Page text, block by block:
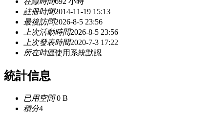
註冊時間2014-11-19 15:13
最後訪問2026-8-5 23:56
上次活動時間2026-8-5 23:56
上次發表時間2020-7-3 17:22
所在時區使用系統默認
統計信息
已用空間0 B
積分4